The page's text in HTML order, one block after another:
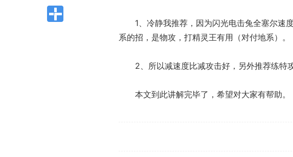
1、冷静我推荐，因为闪光电击兔全塞尔速
系的招，是物攻，打精灵王有用（对付地系）。
2、所以减速度比减攻击好，另外推荐练特
本文到此讲解完毕了，希望对大家有帮助。